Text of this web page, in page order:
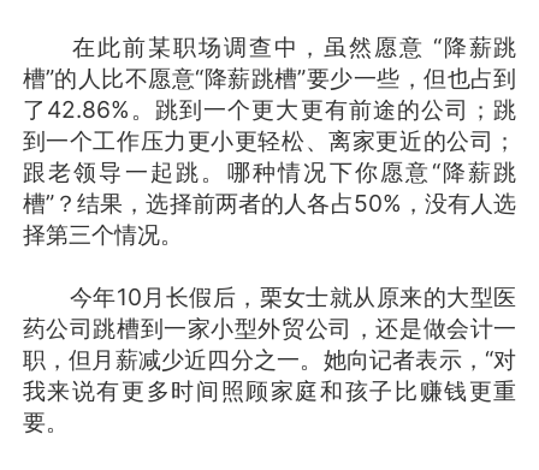
在此前某职场调查中，虽然愿意 “降薪跳
槽”的人比不愿意“降薪跳槽”要少一些，但也占到
了42.86%。跳到一个更大更有前途的公司；跳
到一个工作压力更小更轻松、离家更近的公司；
跟老领导一起跳。哪种情况下你愿意“降薪跳
槽”？结果，选择前两者的人各占50%，没有人选
择第三个情况。
今年10月长假后，栗女士就从原来的大型医
药公司跳槽到一家小型外贸公司，还是做会计一
职，但月薪减少近四分之一。她向记者表示，“对
我来说有更多时间照顾家庭和孩子比赚钱更重
要。